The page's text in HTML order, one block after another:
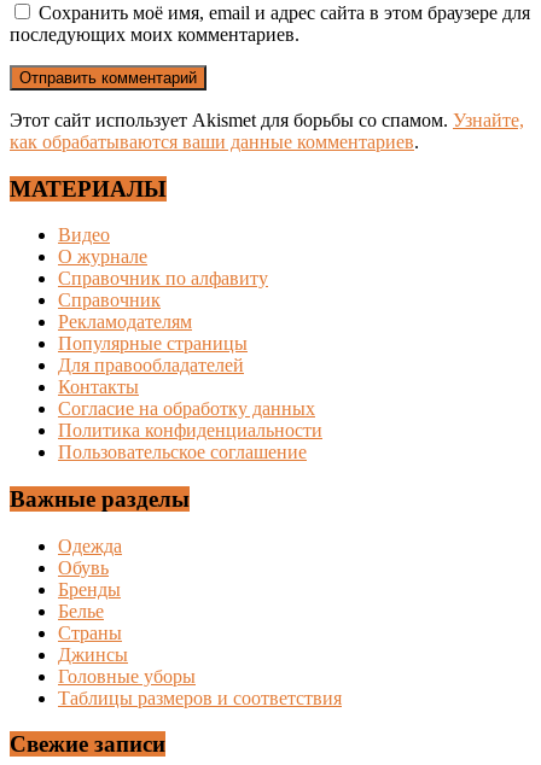
Сохранить моё имя, email и адрес сайта в этом браузере для
последующих моих комментариев.
Этот сайт использует Akismet для борьбы со спамом. Узнайте,
как обрабатываются ваши данные комментариев.
МАТЕРИАЛЫ
Видео
О журнале
Справочник по алфавиту
Справочник
Рекламодателям
Популярные страницы
Для правообладателей
Контакты
Согласие на обработку данных
Политика конфиденциальности
Пользовательское соглашение
Важные разделы
Одежда
Обувь
Бренды
Белье
Страны
Джинсы
Головные уборы
Таблицы размеров и соответствия
Свежие записи